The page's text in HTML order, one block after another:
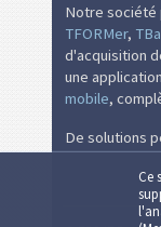
Ce
Notre société
TFORMer,
d'acquisition
une
mobile,
De solutions